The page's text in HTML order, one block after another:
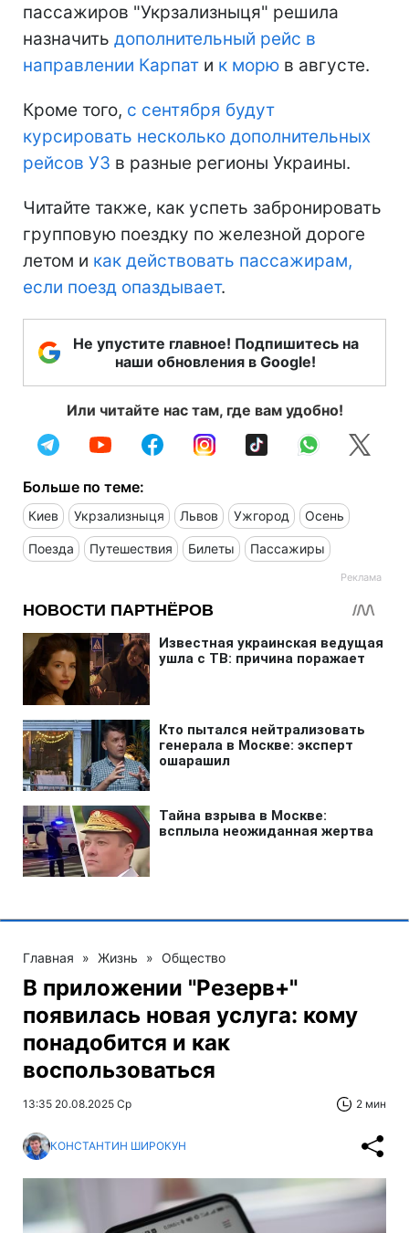
пассажиров "Укрзализныця" решила
назначить дополнительный рейс в
направлении Карпат и к морю в августе.
Кроме того, с сентября будут
курсировать несколько дополнительных
рейсов УЗ в разные регионы Украины.
Читайте также, как успеть забронировать
групповую поездку по железной дороге
летом и как действовать пассажирам,
если поезд опаздывает.
Не упустите главное! Подпишитесь на
наши обновления в Google!
Или читайте нас там, где вам удобно!
Больше по теме:
Киев Укрзализныця Львов Ужгород Осень
Поезда Путешествия Билеты Пассажиры
Главная » Жизнь » Общество
В приложении "Резерв+"
появилась новая услуга: кому
понадобится и как
воспользоваться
13:35 20.08.2025 Ср 2 мин
КОНСТАНТИН ШИРОКУН